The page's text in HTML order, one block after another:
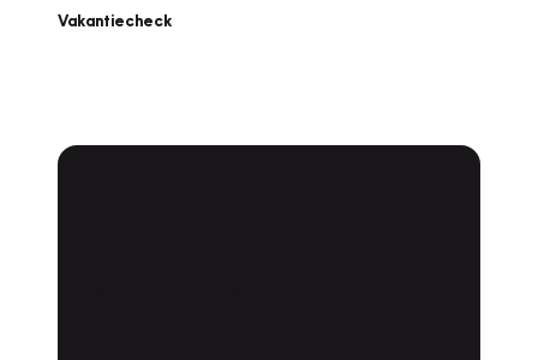
Vakantiecheck